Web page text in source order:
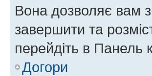
Вона дозволяє вам
завершити та
перейдіть в Панель
Догори